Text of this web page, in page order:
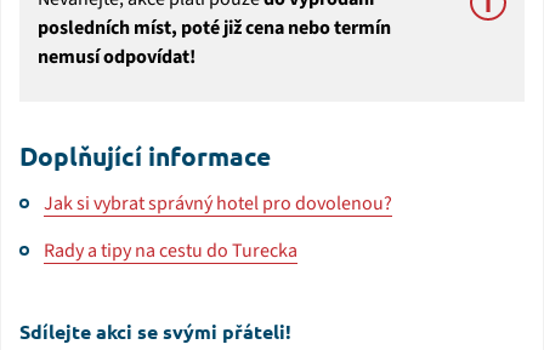
posledních míst, poté již cena nebo termín
nemusí odpovídat!
Doplňující informace
Jak si vybrat správný hotel pro dovolenou?
Rady a tipy na cestu do Turecka
Sdílejte akci se svými přáteli!